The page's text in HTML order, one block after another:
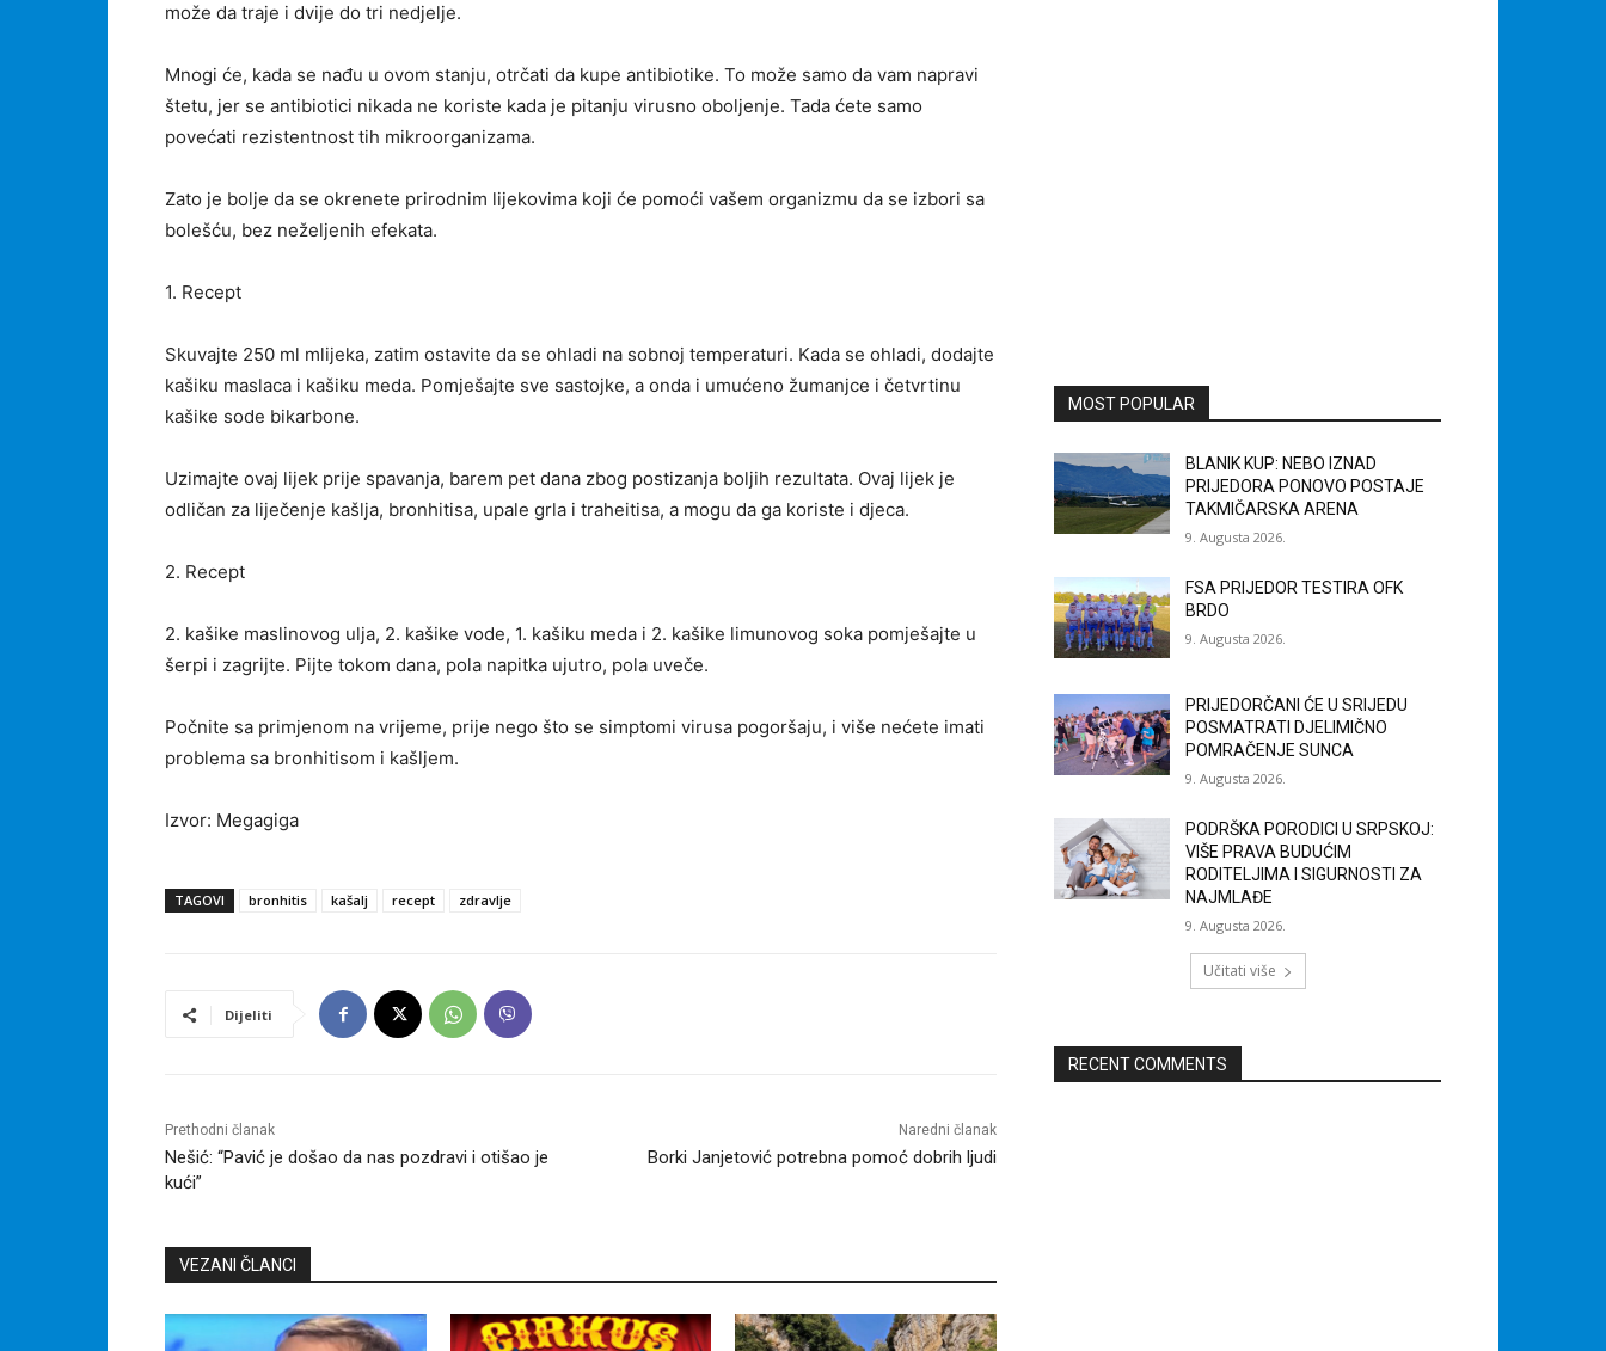
može da traje i dvije do tri nedjelje.
Mnogi će, kada se nađu u ovom stanju, otrčati da kupe antibiotike. To može samo da vam napravi
štetu, jer se antibiotici nikada ne koriste kada je pitanju virusno oboljenje. Tada ćete samo
povećati rezistentnost tih mikroorganizama.
Zato je bolje da se okrenete prirodnim lijekovima koji će pomoći vašem organizmu da se izbori sa
bolešću, bez neželjenih efekata.
1. Recept
Skuvajte 250 ml mlijeka, zatim ostavite da se ohladi na sobnoj temperaturi. Kada se ohladi, dodajte
kašiku maslaca i kašiku meda. Pomješajte sve sastojke, a onda i umućeno žumanjce i četvrtinu
kašike sode bikarbone.
Uzimajte ovaj lijek prije spavanja, barem pet dana zbog postizanja boljih rezultata. Ovaj lijek je
odličan za liječenje kašlja, bronhitisa, upale grla i traheitisa, a mogu da ga koriste i djeca.
2. Recept
2. kašike maslinovog ulja, 2. kašike vode, 1. kašiku meda i 2. kašike limunovog soka pomješajte u
šerpi i zagrijte. Pijte tokom dana, pola napitka ujutro, pola uveče.
Počnite sa primjenom na vrijeme, prije nego što se simptomi virusa pogoršaju, i više nećete imati
problema sa bronhitisom i kašljem.
Izvor: Megagiga
TAGOVI bronhitis kašalj recept zdravlje
Dijeliti
Prethodni članak
Nešić: “Pavić je došao da nas pozdravi i otišao je
kući”
Naredni članak
Borki Јanjetović potrebna pomoć dobrih ljudi
VEZANI ČLANCI
MOST POPULAR
BLANIK KUP: NEBO IZNAD
PRIJEDORA PONOVO POSTAJE
TAKMIČARSKA ARENA
9. Augusta 2026.
FSA PRIJEDOR TESTIRA OFK
BRDO
9. Augusta 2026.
PRIJEDORČANI ĆE U SRIJEDU
POSMATRATI DJELIMIČNO
POMRAČENJE SUNCA
9. Augusta 2026.
PODRŠKA PORODICI U SRPSKOJ:
VIŠE PRAVA BUDUĆIM
RODITELJIMA I SIGURNOSTI ZA
NAJMLAĐE
9. Augusta 2026.
Učitati više
RECENT COMMENTS